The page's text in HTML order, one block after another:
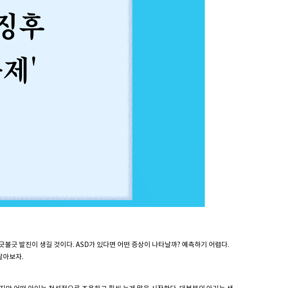
긋 발진이 생길 것이다. ASD가 있다면 어떤 증상이 나타날까? 예측하기 어렵다.
아보자.